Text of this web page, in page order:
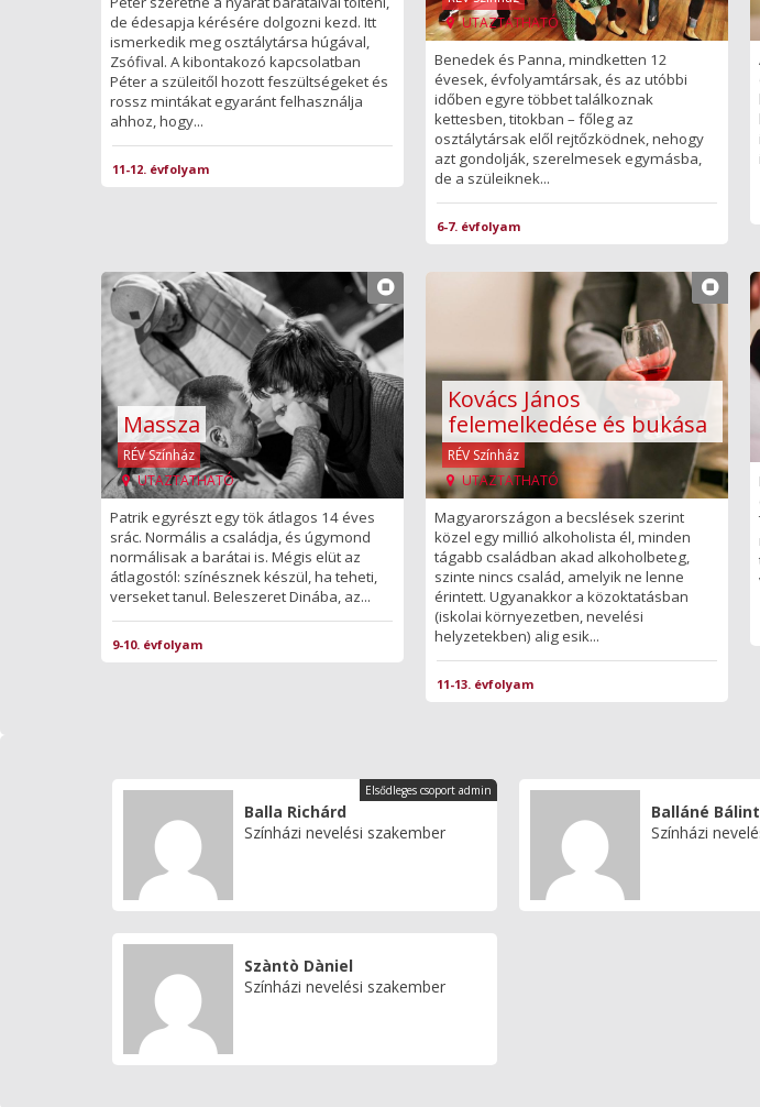
de édesapja kérésére dolgozni kezd. Itt
ismerkedik meg osztálytársa húgával,
Zsófival. A kibontakozó kapcsolatban
Péter a szüleitől hozott feszültségeket és
rossz mintákat egyaránt felhasználja
ahhoz, hogy...
11-12. évfolyam
UTAZTATHATÓ
Benedek és Panna, mindketten 12
évesek, évfolyamtársak, és az utóbbi
időben egyre többet találkoznak
kettesben, titokban – főleg az
osztálytársak elől rejtőzködnek, nehogy
azt gondolják, szerelmesek egymásba,
de a szüleiknek...
6-7. évfolyam
Massza
RÉV Színház
UTAZTATHATÓ
Patrik egyrészt egy tök átlagos 14 éves
srác. Normális a családja, és úgymond
normálisak a barátai is. Mégis elüt az
átlagostól: színésznek készül, ha teheti,
verseket tanul. Beleszeret Dinába, az...
9-10. évfolyam
Kovács János
felemelkedése és bukása
RÉV Színház
UTAZTATHATÓ
Magyarországon a becslések szerint
közel egy millió alkoholista él, minden
tágabb családban akad alkoholbeteg,
szinte nincs család, amelyik ne lenne
érintett. Ugyanakkor a közoktatásban
(iskolai környezetben, nevelési
helyzetekben) alig esik...
11-13. évfolyam
Elsődleges csoport admin
Balla Richárd
Színházi nevelési szakember
Balláné
Színházi
Szàntò Dàniel
Színházi nevelési szakember